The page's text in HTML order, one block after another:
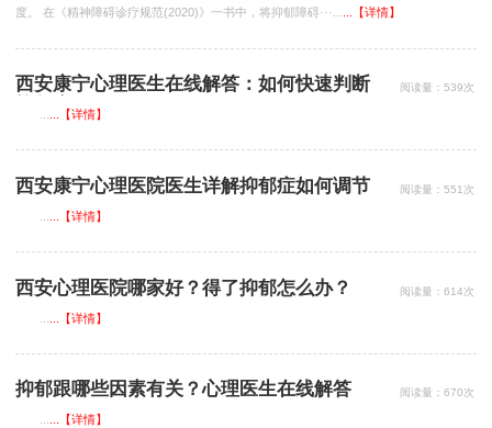
度。 在《精神障碍诊疗规范(2020)》一书中，将抑郁障碍···...
...【详情】
西安康宁心理医生在线解答：如何快速判断
抑郁症？
阅读量：539次
...【详情】
西安康宁心理医院医生详解抑郁症如何调节
大脑功能
阅读量：551次
...【详情】
西安心理医院哪家好？得了抑郁怎么办？ 阅读量：614次
...【详情】
抑郁跟哪些因素有关？心理医生在线解答 阅读量：670次
...【详情】